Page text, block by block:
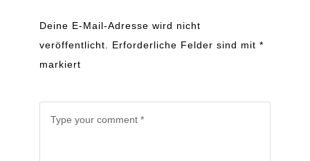
Deine E-Mail-Adresse wird nicht
veröffentlicht.
Erforderliche Felder sind mit*
markiert